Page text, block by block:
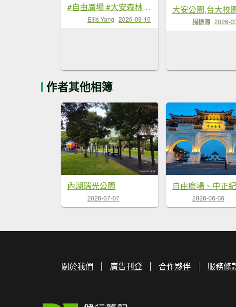
#自由廣場 #大安森林公園 #繡球花 #杜鵑 3/16
Ellis Yang 2026-03-16
大安公園,台大校
楊振源 2026-
作者其他相簿
內湖瑞光公園
2026-07-07 2026-06-06
關於我們 廣告刊登 合作夥伴 服務條